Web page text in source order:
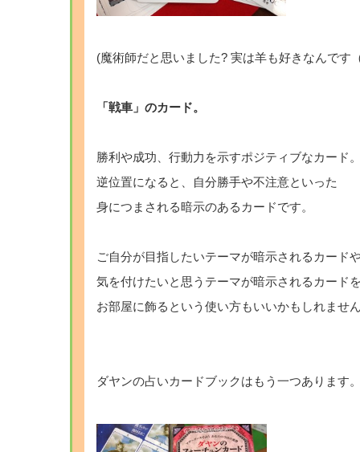
(魔術師だと思いました? 実は羊も好きなんです
「戦車」のカード。
勝利や成功、行動力を示すポジティブなカード
逆位置になると、自分勝手や不注意といった
身につまされる暗示のあるカードです。
ご自分が目指したいテーマが暗示されるカード
気を付けたいと思うテーマが暗示されるカード
お部屋に飾るという使い方もいいかもしれませ
ダヤンの占いカードブックはもう一つあります